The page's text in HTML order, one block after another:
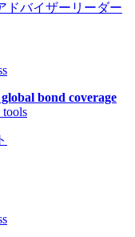
ドバイザーリーダー
bond coverage
tools